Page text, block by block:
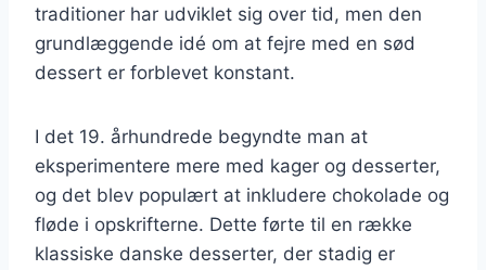
traditioner har udviklet sig over tid, men den
grundlæggende idé om at fejre med en sød
dessert er forblevet konstant.
I det 19. århundrede begyndte man at
eksperimentere mere med kager og desserter,
og det blev populært at inkludere chokolade og
fløde i opskrifterne. Dette førte til en række
klassiske danske desserter, der stadig er